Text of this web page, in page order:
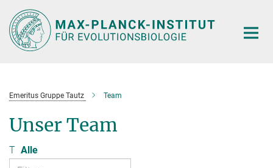
Hauptinhalt
Emeritus Gruppe Tautz Team
Unser Team
T Alle